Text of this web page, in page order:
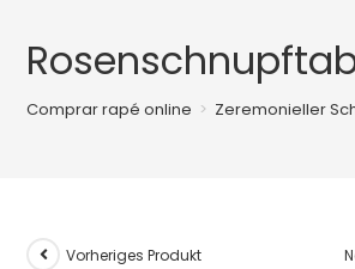
Comprar rapé online > Zeremonieller
Vorheriges Produkt